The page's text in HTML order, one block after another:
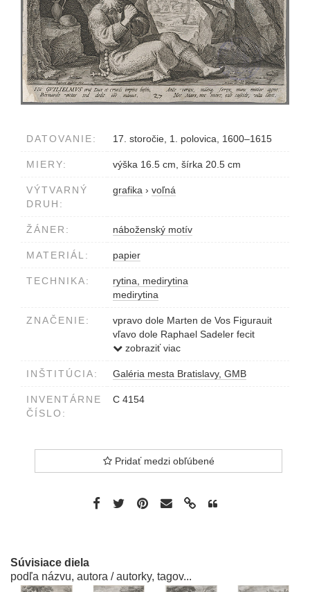
DATOVANIE: 17. storočie, 1. polovica, 1600–1615
MIERY: výška 16.5 cm, šírka 20.5 cm
VÝTVARNÝ
DRUH:
grafika › voľná
ŽÁNER: náboženský motív
MATERIÁL: papier
TECHNIKA:
rytina, medirytina
medirytina
ZNAČENIE:
vpravo dole Marten de Vos Figurauit
vľavo dole Raphael Sadeler fecit
dole pod obrazom Hic GVILIELMVS
manus.Ante vorax milesq
zobraziť viac
INŠTITÚCIA: Galéria mesta Bratislavy, GMB
INVENTÁRNE
ČÍSLO:
C 4154
Pridať medzi obľúbené
Súvisiace diela
podľa názvu, autora / autorky, tagov...